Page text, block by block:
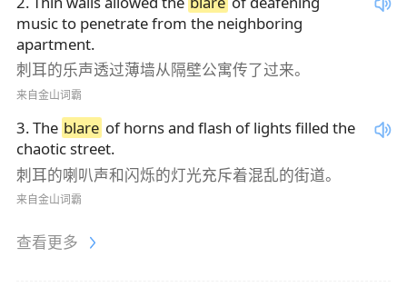
music to penetrate from the neighboring
apartment.
刺耳的乐声透过薄墙从隔壁公寓传了过来。
来自金山词霸
3.The blare of horns and flash of lights filled the
chaotic street.
刺耳的喇叭声和闪烁的灯光充斥着混乱的街道。
来自金山词霸
查看更多